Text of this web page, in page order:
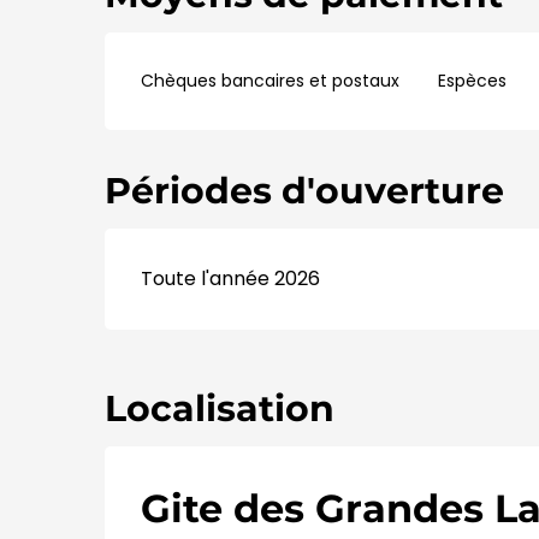
Chèques bancaires et postaux Espèces
Périodes d'ouverture
Toute l'année 2026
Localisation
Gite des Grandes